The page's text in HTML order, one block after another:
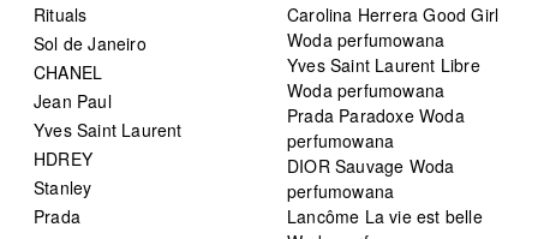
Rituals
Sol de Janeiro
CHANEL
Jean Paul
Yves Saint Laurent
HDREY
Stanley
Prada
Carolina Herrera Good Girl
Woda perfumowana
Yves Saint Laurent Libre
Woda perfumowana
Prada Paradoxe Woda
perfumowana
DIOR Sauvage Woda
perfumowana
Lancôme La vie est belle